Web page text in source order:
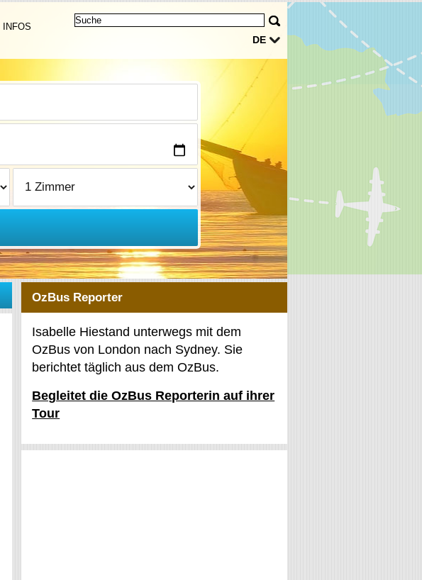
DE
INFOS
OzBus Reporter
Isabelle Hiestand unterwegs mit dem
OzBus von London nach Sydney. Sie
berichtet täglich aus dem OzBus.
Begleitet die OzBus Reporterin auf ihrer
Tour